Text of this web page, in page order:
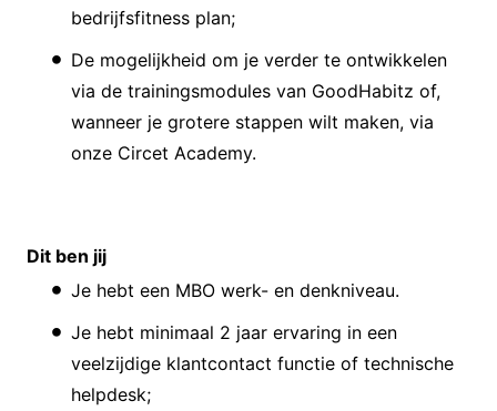
bedrijfsfitness plan;
De mogelijkheid om je verder te ontwikkelen
via de trainingsmodules van GoodHabitz of,
wanneer je grotere stappen wilt maken, via
onze Circet Academy.
Dit ben jij
Je hebt een MBO werk- en denkniveau.
Je hebt minimaal 2 jaar ervaring in een
veelzijdige klantcontact functie of technische
helpdesk;